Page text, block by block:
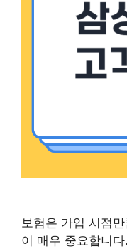
보험은 가입 시점
이 매우 중요합니